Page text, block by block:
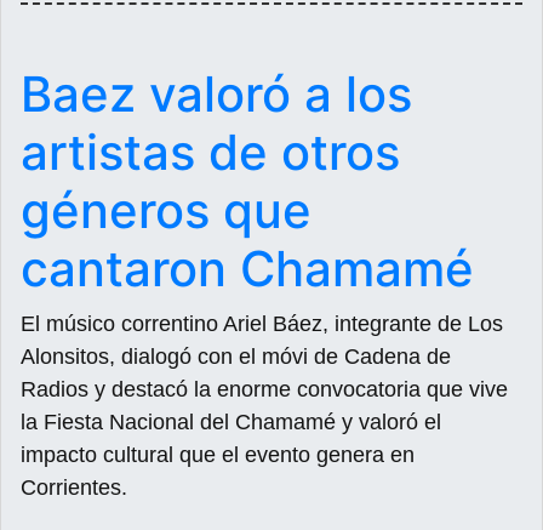
Baez valoró a los
artistas de otros
géneros que
cantaron Chamamé
El músico correntino Ariel Báez, integrante de Los
Alonsitos, dialogó con el móvi de Cadena de
Radios y destacó la enorme convocatoria que vive
la Fiesta Nacional del Chamamé y valoró el
impacto cultural que el evento genera en
Corrientes.